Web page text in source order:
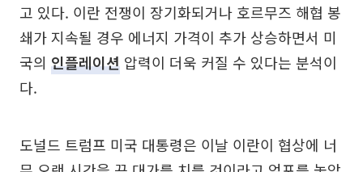
고 있다. 이란 전쟁이 장기화되거나 호르무즈 해협 봉
쇄가 지속될 경우 에너지 가격이 추가 상승하면서 미
국의 인플레이션 압력이 더욱 커질 수 있다는 분석이
다.
도널드 트럼프 미국 대통령은 이날 이란이 협상에 너